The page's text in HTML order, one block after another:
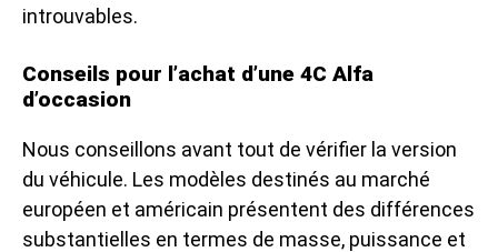
introuvables.
Conseils pour l’achat d’une 4C Alfa
d’occasion
Nous conseillons avant tout de vérifier la version
du véhicule. Les modèles destinés au marché
européen et américain présentent des différences
substantielles en termes de masse, puissance et